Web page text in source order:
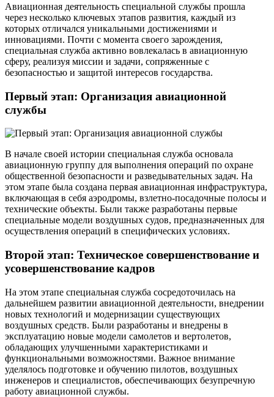
Авиационная деятельность специальной службы прошла
через несколько ключевых этапов развития, каждый из
которых отличался уникальными достижениями и
инновациями. Почти с момента своего зарождения,
специальная служба активно вовлекалась в авиационную
сферу, реализуя миссии и задачи, сопряженные с
безопасностью и защитой интересов государства.
Первый этап: Организация авиационной
службы
В начале своей истории специальная служба основала
авиационную группу для выполнения операций по охране
общественной безопасности и разведывательных задач. На
этом этапе была создана первая авиационная инфраструктура,
включающая в себя аэродромы, взлетно-посадочные полосы и
технические объекты. Были также разработаны первые
специальные модели воздушных судов, предназначенных для
осуществления операций в специфических условиях.
Второй этап: Техническое совершенствование и
усовершенствование кадров
На этом этапе специальная служба сосредоточилась на
дальнейшем развитии авиационной деятельности, внедрении
новых технологий и модернизации существующих
воздушных средств. Были разработаны и внедрены в
эксплуатацию новые модели самолетов и вертолетов,
обладающих улучшенными характеристиками и
функциональными возможностями. Важное внимание
уделялось подготовке и обучению пилотов, воздушных
инженеров и специалистов, обеспечивающих безупречную
работу авиационной службы.